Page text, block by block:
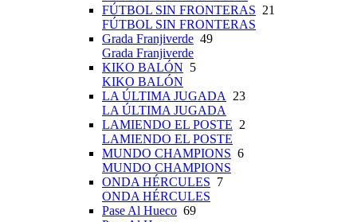
FÚTBOL SIN FRONTERAS 21
FÚTBOL SIN FRONTERAS
Grada Franjiverde 49
Grada Franjiverde
KIKO BALÓN 5
KIKO BALÓN
LA ÚLTIMA JUGADA
23
LA ÚLTIMA JUGADA
LAMIENDO EL POSTE 2
LAMIENDO EL POSTE
MUNDO CHAMPIONS 6
MUNDO CHAMPIONS
ONDA HÉRCULES 7
ONDA HÉRCULES
Pase Al Hueco 69